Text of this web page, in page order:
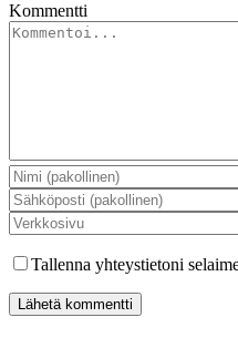
Kommentti
Tallenna yhteystietoni